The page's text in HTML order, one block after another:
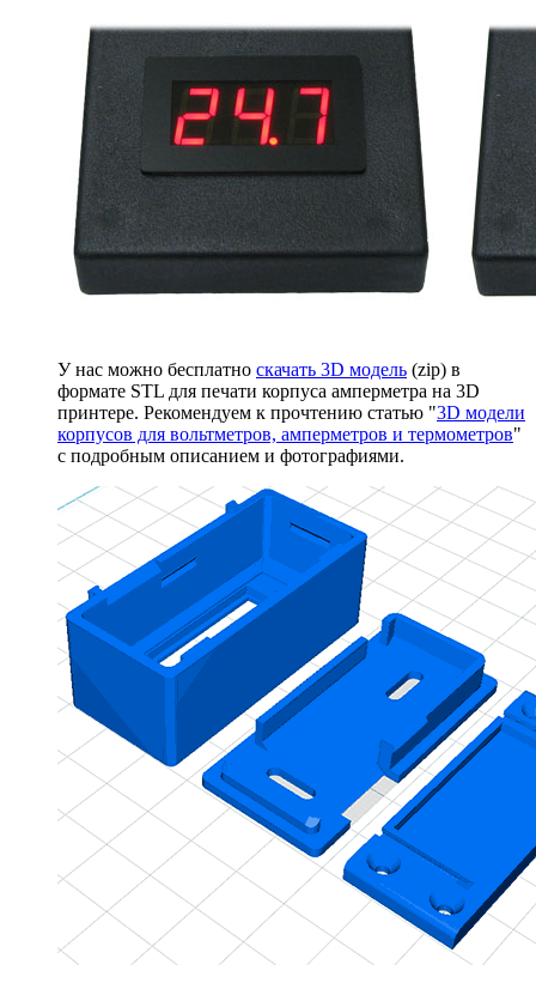
У нас можно бесплатно скачать 3D модель (zip) в
формате STL для печати корпуса амперметра на 3D
принтере. Рекомендуем к прочтению статью "3D модели
корпусов для вольтметров, амперметров и термометров"
с подробным описанием и фотографиями.